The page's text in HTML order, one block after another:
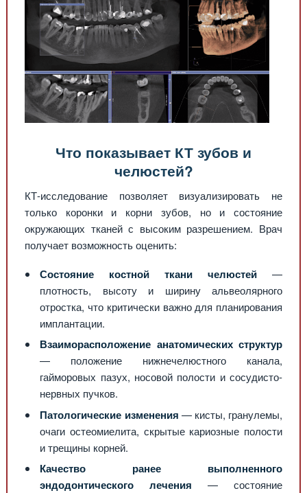
Что показывает КТ зубов и
челюстей?
КТ-исследование позволяет визуализировать не
только коронки и корни зубов, но и состояние
окружающих тканей с высоким разрешением. Врач
получает возможность оценить:
Состояние костной ткани челюстей —
плотность, высоту и ширину альвеолярного
отростка, что критически важно для планирования
имплантации.
Взаиморасположение анатомических структур
— положение нижнечелюстного канала,
гайморовых пазух, носовой полости и сосудисто-
нервных пучков.
Патологические изменения — кисты, гранулемы,
очаги остеомиелита, скрытые кариозные полости
и трещины корней.
Качество ранее выполненного
эндодонтического лечения — состояние